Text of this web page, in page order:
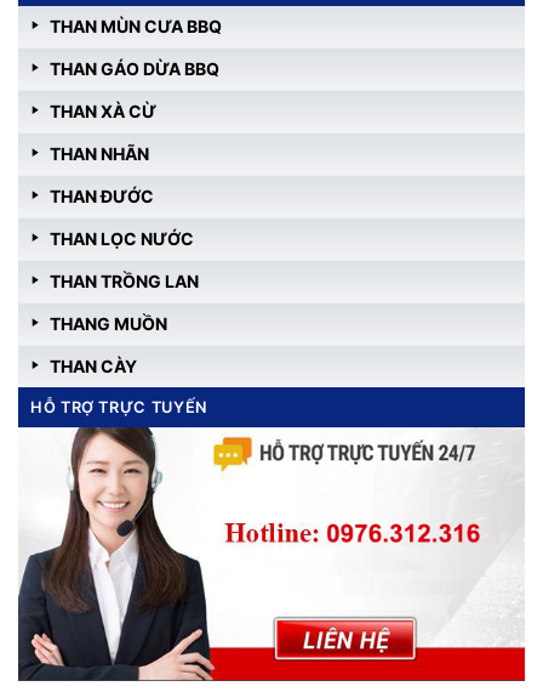
THAN MÙN CƯA BBQ
THAN GÁO DỪA BBQ
THAN XÀ CỪ
THAN NHÃN
THAN ĐƯỚC
THAN LỌC NƯỚC
THAN TRỒNG LAN
THANG MUỒN
THAN CÀY
HỖ TRỢ TRỰC TUYẾN